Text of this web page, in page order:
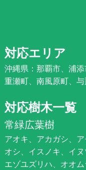
対応エリア
沖縄県：那覇市、浦
重瀬町、南風原町、
対応樹木一覧
常緑広葉樹
アオキ、アカガシ、
オシ、イスノキ、イ
エゾユズリハ、オオ